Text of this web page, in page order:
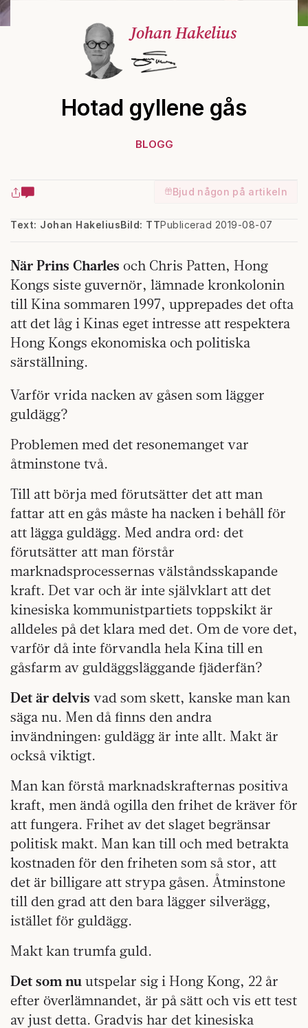
Johan Hakelius
Hotad gyllene gås
BLOGG
Bjud någon på artikeln
Text: Johan Hakelius Publicerad 2019-08-07
Bild: TT
När Prins Charles och Chris Patten, Hong
Kongs siste guvernör, lämnade kronkolonin
till Kina sommaren 1997, upprepades det ofta
att det låg i Kinas eget intresse att respektera
Hong Kongs ekonomiska och politiska
särställning.
Varför vrida nacken av gåsen som lägger
guldägg?
Problemen med det resonemanget var
åtminstone två.
Till att börja med förutsätter det att man
fattar att en gås måste ha nacken i behåll för
att lägga guldägg. Med andra ord: det
förutsätter att man förstår
marknadsprocessernas välståndsskapande
kraft. Det var och är inte självklart att det
kinesiska kommunistpartiets toppskikt är
alldeles på det klara med det. Om de vore det,
varför då inte förvandla hela Kina till en
gåsfarm av guldäggsläggande fjäderfän?
Det är delvis vad som skett, kanske man kan
säga nu. Men då finns den andra
invändningen: guldägg är inte allt. Makt är
också viktigt.
Man kan förstå marknadskrafternas positiva
kraft, men ändå ogilla den frihet de kräver för
att fungera. Frihet av det slaget begränsar
politisk makt. Man kan till och med betrakta
kostnaden för den friheten som så stor, att
det är billigare att strypa gåsen. Åtminstone
till den grad att den bara lägger silverägg,
istället för guldägg.
Makt kan trumfa guld.
Det som nu utspelar sig i Hong Kong, 22 år
efter överlämnandet, är på sätt och vis ett test
av just detta. Gradvis har det kinesiska